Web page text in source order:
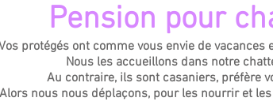
Pension pour
protégés ont comme vous envie de vacances
Nous les accueillons dans notre
Au contraire, ils sont casaniers, préfère
Alors nous nous déplaçons, pour les nourrir et